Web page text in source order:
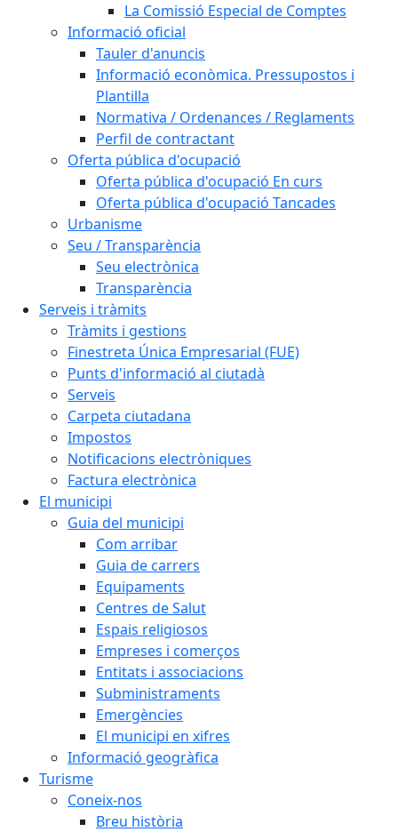
La Comissió Especial de Comptes
Informació oficial
Tauler d'anuncis
Informació econòmica. Pressupostos i
Plantilla
Normativa / Ordenances / Reglaments
Perfil de contractant
Oferta pública d'ocupació
Oferta pública d'ocupació En curs
Oferta pública d'ocupació Tancades
Urbanisme
Seu / Transparència
Seu electrònica
Transparència
Serveis i tràmits
Tràmits i gestions
Finestreta Única Empresarial (FUE)
Punts d'informació al ciutadà
Serveis
Carpeta ciutadana
Impostos
Notificacions electròniques
Factura electrònica
El municipi
Guia del municipi
Com arribar
Guia de carrers
Equipaments
Centres de Salut
Espais religiosos
Empreses i comerços
Entitats i associacions
Subministraments
Emergències
El municipi en xifres
Informació geogràfica
Turisme
Coneix-nos
Breu història